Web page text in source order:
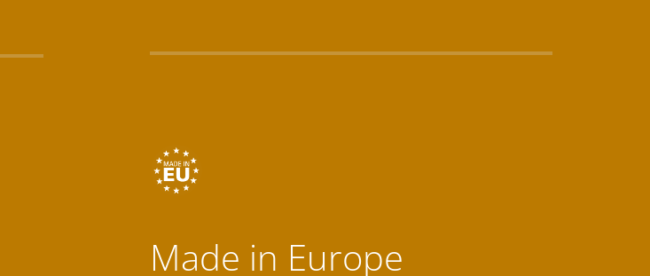
Made in Europe